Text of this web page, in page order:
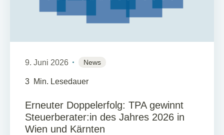
9. Juni 2026 News
3 Min. Lesedauer
Erneuter Doppelerfolg: TPA gewinnt
Steuerberater:in des Jahres 2026 in
Wien und Kärnten